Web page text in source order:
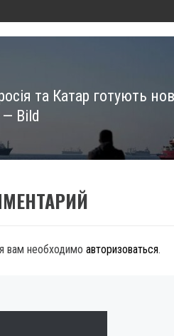
та Катар готують
— Bild
вам необходимо авторизоваться.